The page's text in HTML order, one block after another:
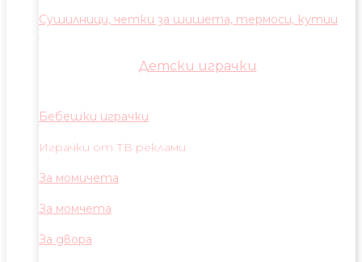
Сушилници, четки за шишета, термоси, кутии
Детски играчки
Бебешки играчки
Играчки от ТВ реклами
За момичета
За момчета
За двора